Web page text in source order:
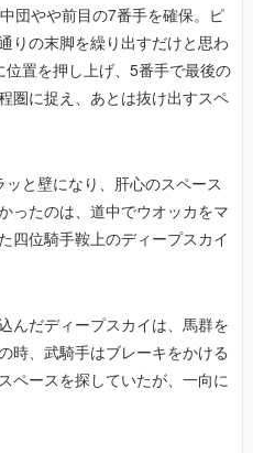
団やや前目の7番手を確保。ピ
りの末脚を繰り出すだけと思わ
置を押し上げ、5番手で最後の
圏に捉え、あとは抜け出すスペ
と壁になり、肝心のスペース
ったのは、道中でウオッカをマ
四位騎手鞍上のディープスカイ
んだディープスカイは、馬群を
時、武騎手はブレーキをかける
ペースを探していたが、一向に